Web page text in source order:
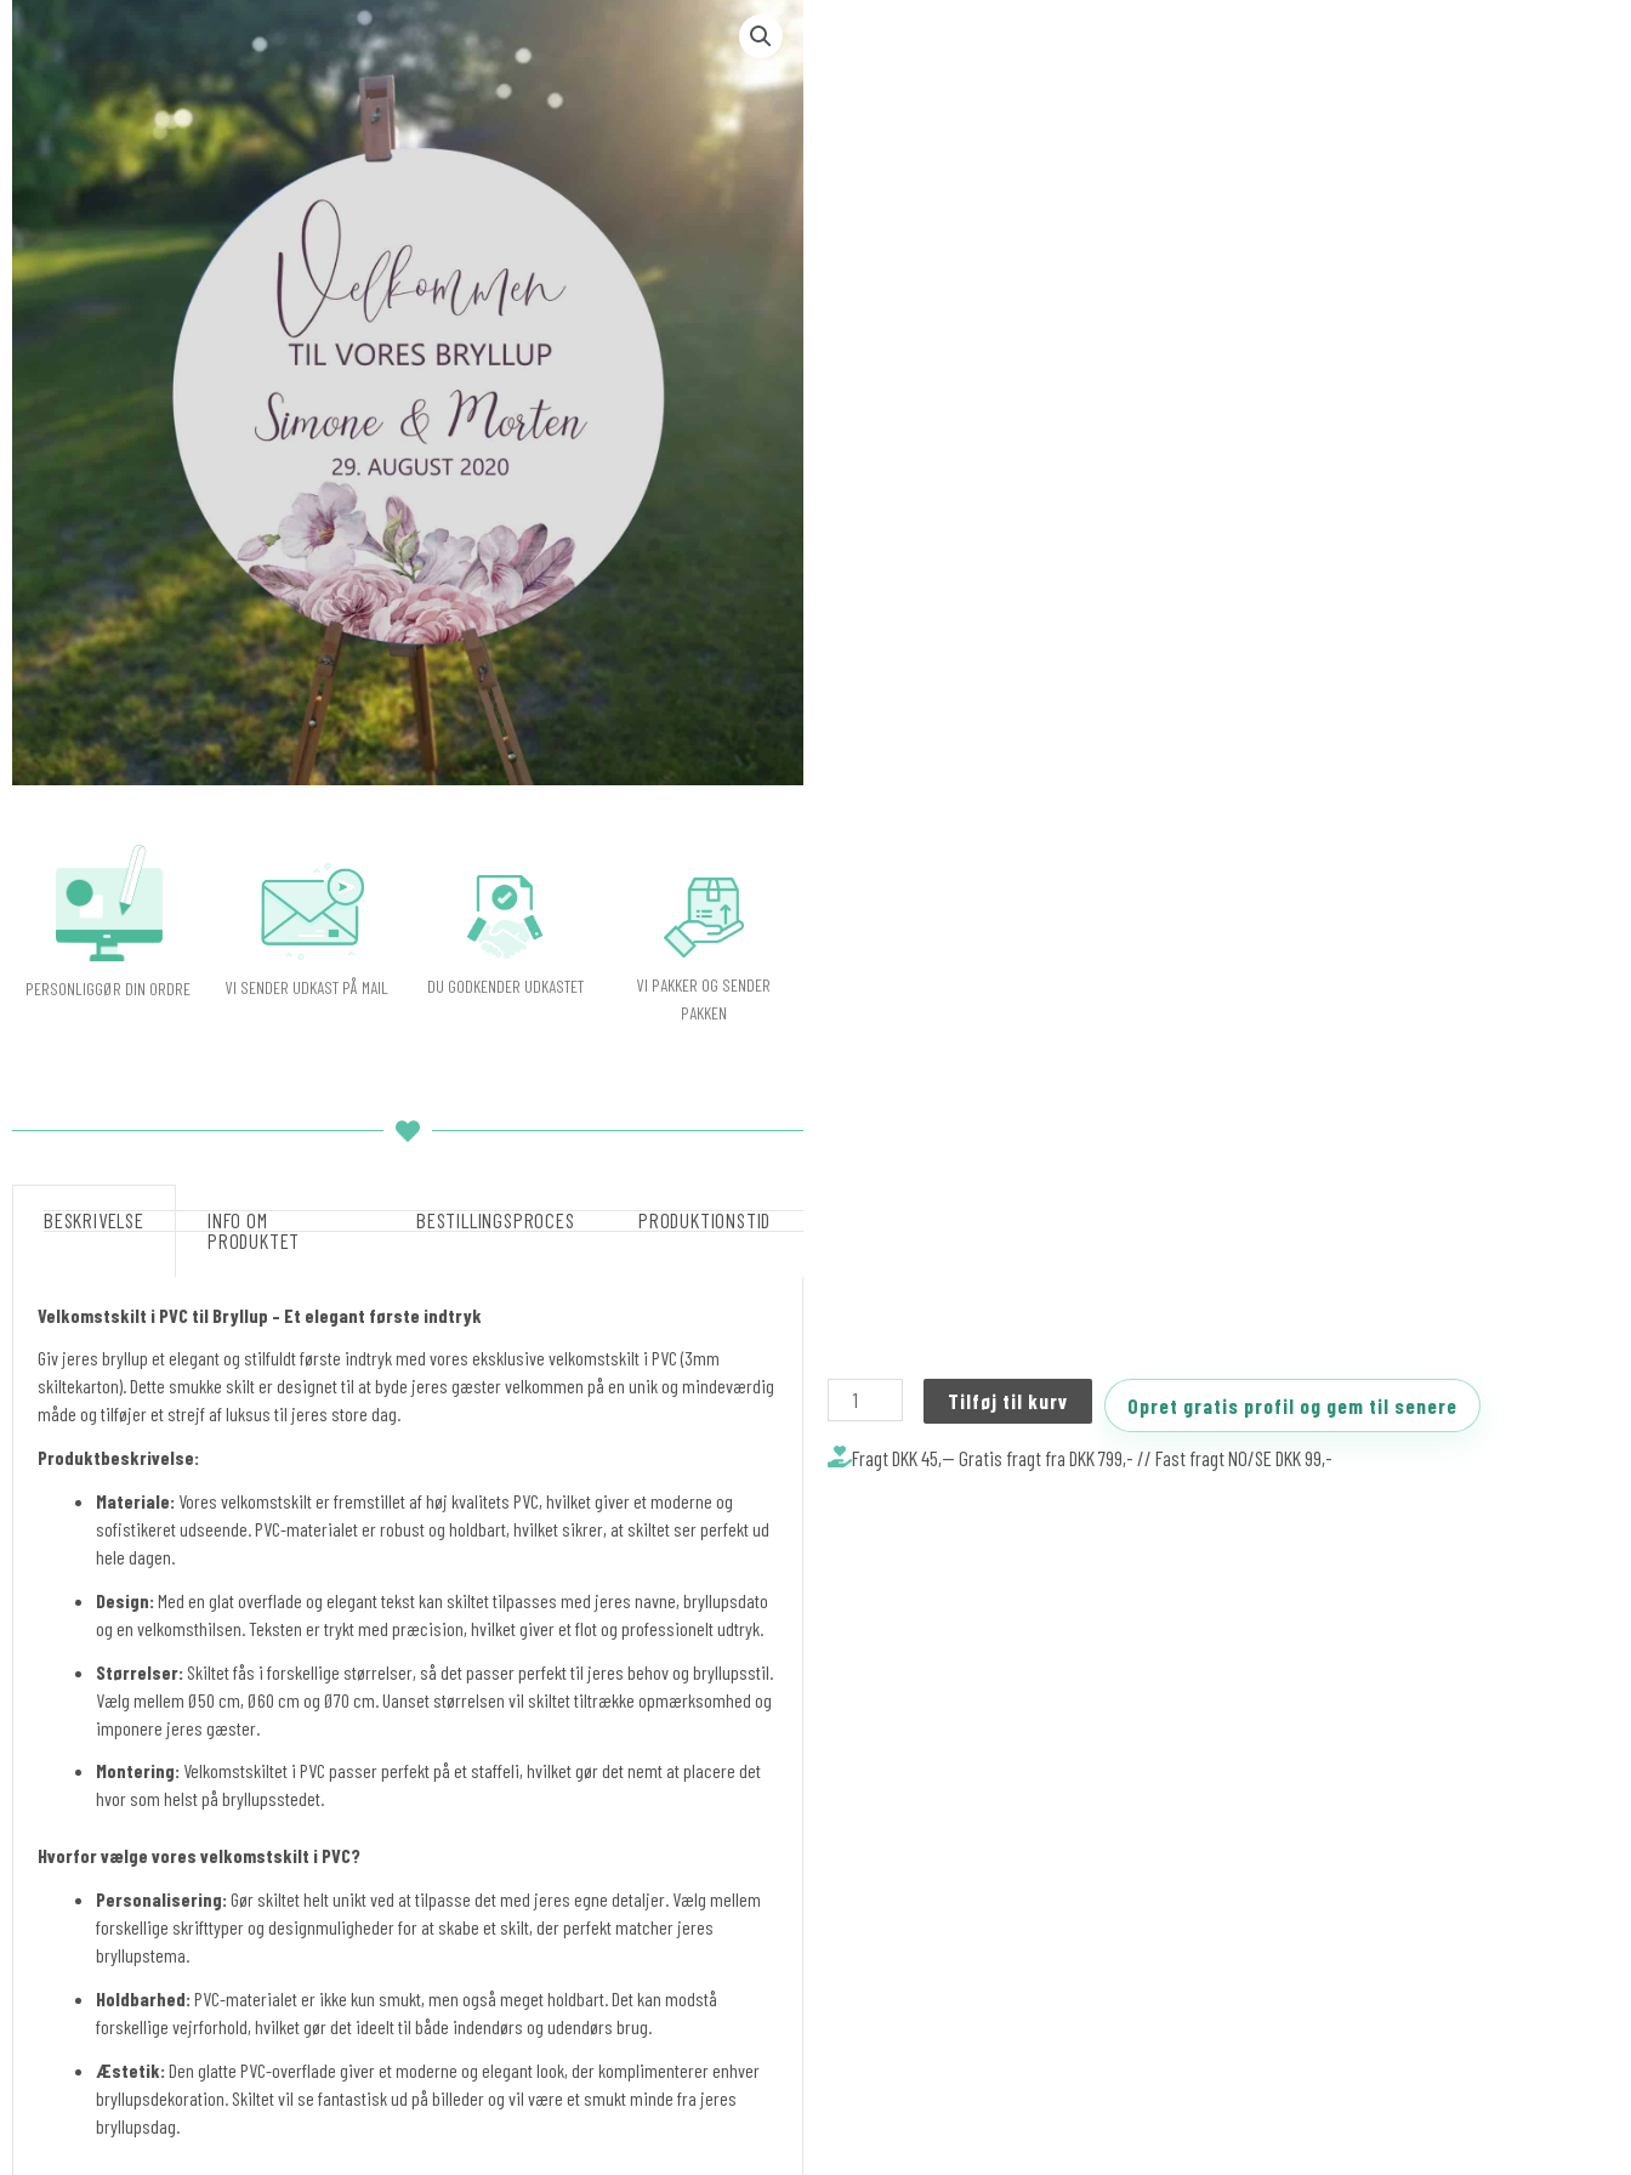
PERSONLIGGØR DIN ORDRE VI SENDER UDKAST PÅ MAIL DU GODKENDER UDKASTET
VI PAKKER OG SENDER
PAKKEN
BESKRIVELSE
INFO OM
PRODUKTET
BESTILLINGSPROCES PRODUKTIONSTID
Velkomstskilt i PVC til Bryllup – Et elegant første indtryk
Giv jeres bryllup et elegant og stilfuldt første indtryk med vores eksklusive velkomstskilt i PVC (3mm
skiltekarton). Dette smukke skilt er designet til at byde jeres gæster velkommen på en unik og mindeværdig
måde og tilføjer et strejf af luksus til jeres store dag.
Produktbeskrivelse:
Materiale: Vores velkomstskilt er fremstillet af høj kvalitets PVC, hvilket giver et moderne og
sofistikeret udseende. PVC-materialet er robust og holdbart, hvilket sikrer, at skiltet ser perfekt ud
hele dagen.
Design: Med en glat overflade og elegant tekst kan skiltet tilpasses med jeres navne, bryllupsdato
og en velkomsthilsen. Teksten er trykt med præcision, hvilket giver et flot og professionelt udtryk.
Størrelser: Skiltet fås i forskellige størrelser, så det passer perfekt til jeres behov og bryllupsstil.
Vælg mellem Ø50 cm, Ø60 cm og Ø70 cm. Uanset størrelsen vil skiltet tiltrække opmærksomhed og
imponere jeres gæster.
Montering: Velkomstskiltet i PVC passer perfekt på et staffeli, hvilket gør det nemt at placere det
hvor som helst på bryllupsstedet.
Hvorfor vælge vores velkomstskilt i PVC?
Personalisering: Gør skiltet helt unikt ved at tilpasse det med jeres egne detaljer. Vælg mellem
forskellige skrifttyper og designmuligheder for at skabe et skilt, der perfekt matcher jeres
bryllupstema.
Holdbarhed: PVC-materialet er ikke kun smukt, men også meget holdbart. Det kan modstå
forskellige vejrforhold, hvilket gør det ideelt til både indendørs og udendørs brug.
Æstetik: Den glatte PVC-overflade giver et moderne og elegant look, der komplimenterer enhver
bryllupsdekoration. Skiltet vil se fantastisk ud på billeder og vil være et smukt minde fra jeres
bryllupsdag.
Tilføj til kurv Opret gratis profil og gem til senere
Fragt DKK 45,-- Gratis fragt fra DKK 799,- // Fast fragt NO/SE DKK 99,-